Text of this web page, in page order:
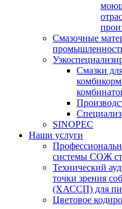
Смазочные
Смазки
SINOPEC
Наши услуги
системы СОЖ
Технический
точки зрения
(ХАССП) для
Цветовое